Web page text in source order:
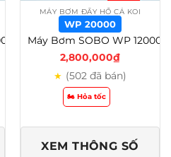
MÁY BƠM ĐẨY HỒ CÁ KOI
WP 20000
2,800,000₫
★ (502 đã bán)
🏍️ Hỏa tốc
XEM THÔNG SỐ